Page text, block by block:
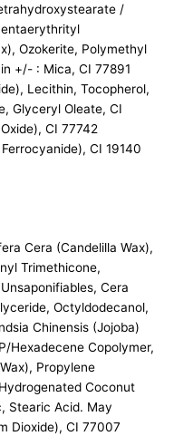
/
Ozokerite, Polymethyl
+/- : Mica, CI 77891
Lecithin, Tocopherol,
Glyceryl Oleate, CI
CI 77742
CI 19140
Cera (Candelilla Wax),
Trimethicone,
Cera
Octyldodecanol,
Chinensis (Jojoba)
Hexadecene Copolymer,
Propylene
Coconut
Stearic Acid. May
Dioxide), CI 77007